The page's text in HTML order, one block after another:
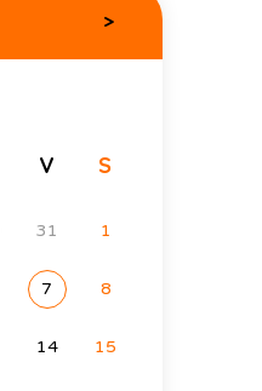
>
V S
31 1
7 8
14 15